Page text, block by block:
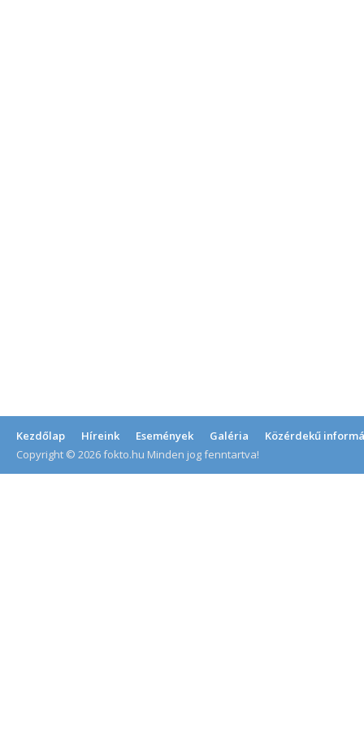
Kezdőlap Híreink Események Galéria
Közérdekű
Copyright © 2026 fokto.hu Minden jog fenntartva!